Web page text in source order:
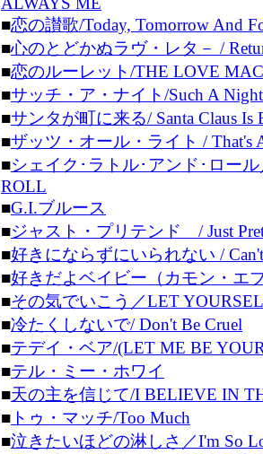
■恋の讃歌/Today, Tomorrow And
■心のとどかぬラヴ・レタ－ /
■恋のルーレット/THE LOVE
■サッチ・ア・ナイト/Such A Night
■サンタが町に来る/ Santa Claus Is
■ザッツ・オール・ライト / That's
■シェイク･ラトル･アンド･ロー
ROLL
■G.I.ブルース
■ジャスト・プリテンド / Just
■好きにならずにいられない /
■好きだよベイビー（カモン・エ
■その気でいこう／LET
■冷たくしないで/ Don't Be Cruel
■テデイ・ベア/(LET ME BE
■テル・ミー・ホワイ
■天の主を信じて/I BELIEVE IN
■ トゥ・マッチ/Too Much
■泣きたいほどの淋しさ／I'm So